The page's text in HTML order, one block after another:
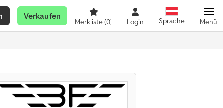
Verkaufen
Merkliste(0) Login Sprache Menü